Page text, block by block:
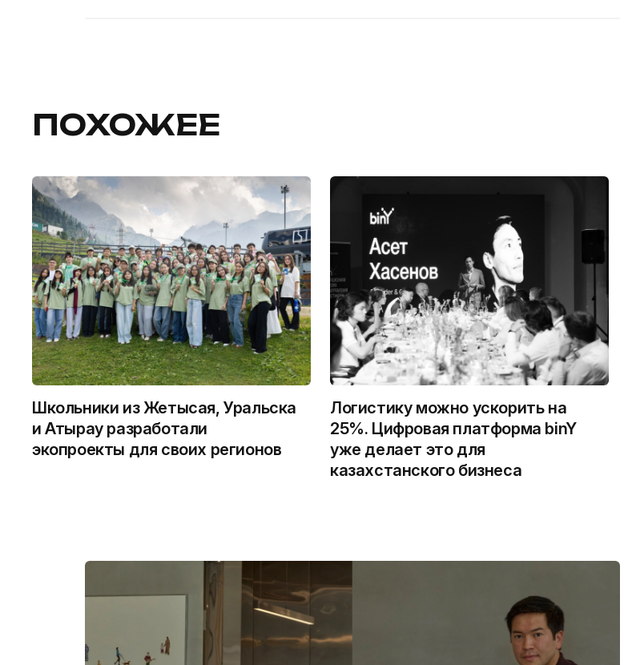
ПОХОЖЕЕ
Школьники из Жетысая, Уральска
и Атырау разработали
экопроекты для своих регионов
Логистику можно ускорить на
25%. Цифровая платформа binY
уже делает это для
казахстанского бизнеса